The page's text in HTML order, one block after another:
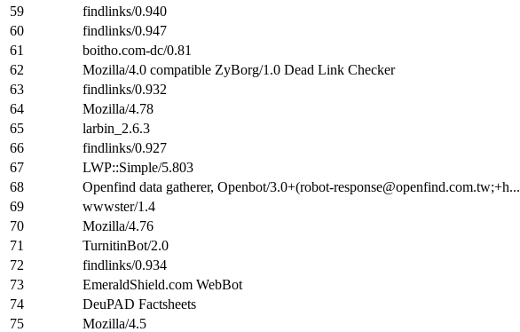
59
findlinks/0.940
60
findlinks/0.947
61
boitho.com-dc/0.81
62
Mozilla/4.0 compatible ZyBorg/1.0 Dead Link Checker
63
findlinks/0.932
64
Mozilla/4.78
65
larbin_2.6.3
66
findlinks/0.927
67
LWP::Simple/5.803
68
Openfind data gatherer, Openbot/3.0+(robot-response@openfind.com.tw;+h...
69
wwwster/1.4
70
Mozilla/4.76
71
TurnitinBot/2.0
72
findlinks/0.934
73
EmeraldShield.com WebBot
74
DeuPAD Factsheets
75
Mozilla/4.5